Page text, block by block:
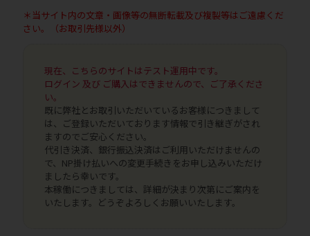
＊当サイト内の文章・画像等の無断転載及び複製等はご遠慮くだ
さい。（お取引先様以外）
現在、こちらのサイトはテスト運用中です。
ログイン 及び ご購入はできませんので、ご了承くださ
い。
既に弊社とお取引いただいているお客様につきまして
は、ご登録いただいております情報で引き継ぎがされ
ますのでご安心ください。
代引き決済、銀行振込決済はご利用いただけませんの
で、NP掛け払いへの変更手続きをお申し込みいただけ
ましたら幸いです。
本稼働につきましては、詳細が決まり次第にご案内を
いたします。どうぞよろしくお願いいたします。